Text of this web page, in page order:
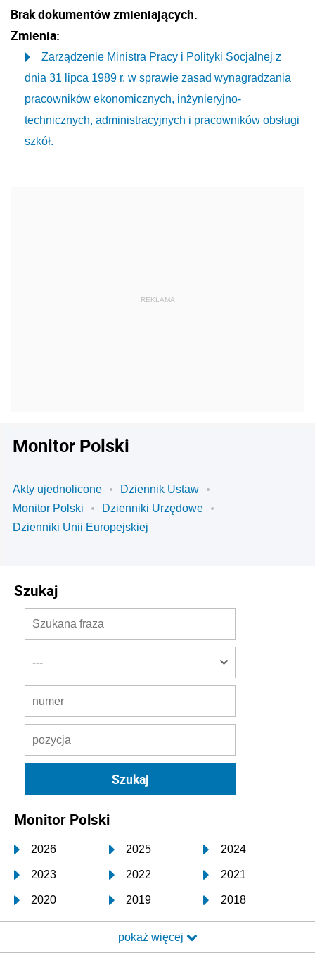
Brak dokumentów zmieniających.
Zmienia:
Zarządzenie Ministra Pracy i Polityki Socjalnej z
dnia 31 lipca 1989 r. w sprawie zasad wynagradzania
pracowników ekonomicznych, inżynieryjno-
technicznych, administracyjnych i pracowników obsługi
szkół.
Monitor Polski
Akty ujednolicone
Dziennik Ustaw
Monitor Polski
Dzienniki Urzędowe
Dzienniki Unii Europejskiej
Szukaj
Monitor Polski
2026 2025 2024
2023 2022 2021
2020 2019 2018
2017 2016 2015
2014 2013 2012
pokaż więcej